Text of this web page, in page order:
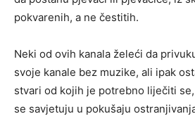
pokvarenih, a ne čestitih.
Neki od ovih kanala želeći da
svoje kanale bez muzike, ali ipak
stvari od kojih je potrebno liječiti
se savjetuju u pokušaju